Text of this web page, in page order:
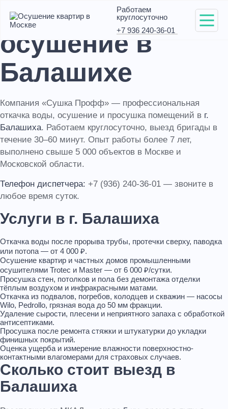
Работаем
круглосуточно
+7 936 240-36-01
Откачка воды и
осушение в
Балашихе
Компания «Сушка Профф» — профессиональная
откачка воды, осушение и просушка помещений в г.
Балашиха. Работаем круглосуточно, выезд бригады в
течение 30–60 минут. Опыт работы более 7 лет,
выполнено свыше 5 000 объектов в Москве и
Московской области.
Телефон диспетчера: +7 (936) 240-36-01 — звоните в
любое время суток.
Услуги в г. Балашиха
Откачка воды после прорыва трубы, протечки сверху, паводка
или потопа — от 4 000 ₽.
Осушение квартир и частных домов промышленными
осушителями Trotec и Master — от 6 000 ₽/сутки.
Просушка стен, потолков и пола без демонтажа отделки
тёплым воздухом и инфракрасными матами.
Откачка из подвалов, погребов, колодцев и скважин — насосы
Wilo, Pedrollo, грязная вода до 50 мм фракции.
Удаление сырости, плесени и неприятного запаха с обработкой
антисептиками.
Просушка после ремонта стяжки и штукатурки до укладки
финишных покрытий.
Оценка ущерба и измерение влажности поверхностно-
контактными влагомерами для страховых случаев.
Сколько стоит выезд в
Балашиха